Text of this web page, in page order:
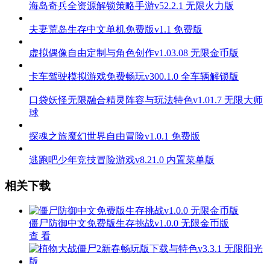
海岛奇兵全资源解锁策略手游v52.2.1 无限火力版
夫妻荒岛生存中文单机免费版v1.1 免费版
虚拟偶像自由定制与角色创作v1.03.08 无限金币版
卡车驾驶模拟游戏免费畅玩v300.1.0 全车辆解锁版
口袋妖怪无限融合精灵阵容与玩法特色v1.01.7 无限大师
球
探魂之旅魔幻世界自由冒险v1.0.1 免费版
逃跑吧少年竞技冒险游戏v8.21.0 内置菜单版
相关下载
僵尸防御中文免费版生存挑战v1.0.0 无限金币版
查 看